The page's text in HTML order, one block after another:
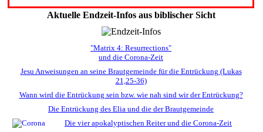
Aktuelle Endzeit-Infos aus biblischer Sicht
"Matrix 4: Resurrections"
und die Corona-Zeit
Jesu Anweisungen an seine Brautgemeinde für die Entrückung (Lukas
21,25-36)
Wann wird die Entrückung sein bzw. wie nah sind wir der Entrückung?
Die Entrückung des Elia und die der Brautgemeinde
Die vier apokalyptischen Reiter und die Corona-Zeit